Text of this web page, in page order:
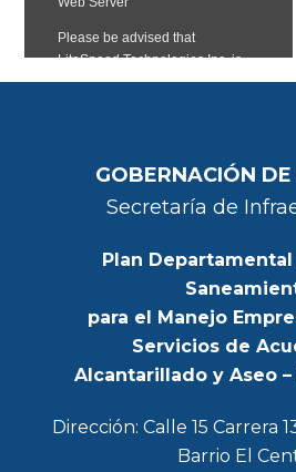
GOBERNACIÓN
Secretaría de
Plan
para el Manejo
Servicios de
Alcantarillado y Aseo –
Dirección: Calle 15 Carrera
Barrio El